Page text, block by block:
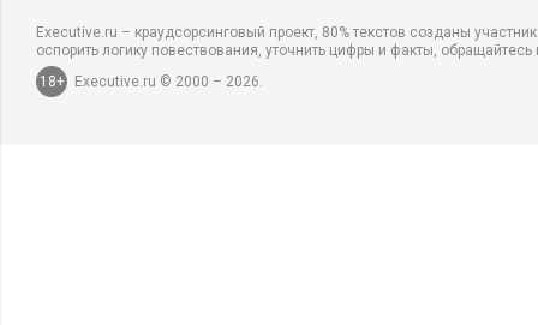
Executive.ru – краудсорсинговый проект, 80% текстов созданы
оспорить логику повествования, уточнить цифры и факты,
18+
Executive.ru © 2000 – 2026.